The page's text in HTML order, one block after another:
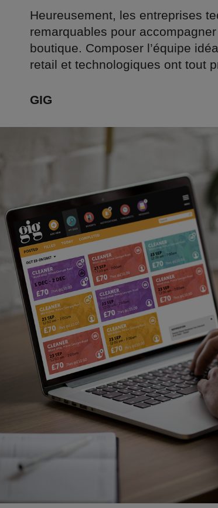
Heureusement, les entreprises
remarquables pour
boutique. Composer l’équipe
retail et technologiques ont tout
GIG